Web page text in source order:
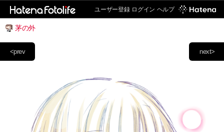
ユーザー登録 ログイン ヘルプ
茅の外
next>
<prev